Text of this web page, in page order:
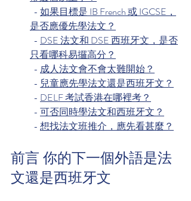
  -
如果目標是 IB French 或 IGCSE，
是否應優先學法文？
  -
DSE 法文和 DSE 西班牙文，是否
只看哪科易攞高分？
  -
成人法文會不會太難開始？
  -
兒童應先學法文還是西班牙文？
  -
DELF 考試香港在哪裡考？
  -
可否同時學法文和西班牙文？
  -
想找法文班推介，應先看甚麼？
前言 你的下一個外語是法
文還是西班牙文